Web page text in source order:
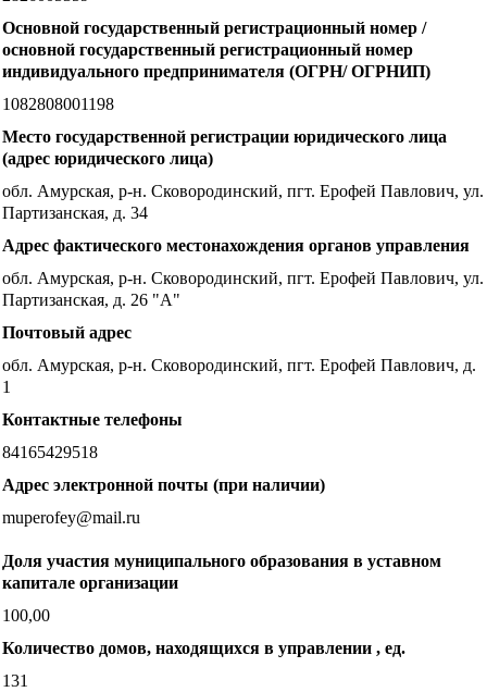
Основной государственный регистрационный номер /
основной государственный регистрационный номер
индивидуального предпринимателя (ОГРН/ ОГРНИП)
1082808001198
Место государственной регистрации юридического лица
(адрес юридического лица)
обл. Амурская, р-н. Сковородинский, пгт. Ерофей Павлович, ул.
Партизанская, д. 34
Адрес фактического местонахождения органов управления
обл. Амурская, р-н. Сковородинский, пгт. Ерофей Павлович, ул.
Партизанская, д. 26 "А"
Почтовый адрес
обл. Амурская, р-н. Сковородинский, пгт. Ерофей Павлович, д.
1
Контактные телефоны
84165429518
Адрес электронной почты (при наличии)
muperofey@mail.ru
Доля участия муниципального образования в уставном
капитале организации
100,00
Количество домов, находящихся в управлении , ед.
131